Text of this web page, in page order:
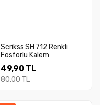
Scrikss SH 712 Renkli
Fosforlu Kalem
49,90 TL
80,00 TL